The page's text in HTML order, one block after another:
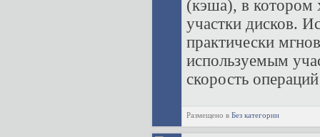
(кэша), в котором
участки дисков.
практически
используемым
скорость
Размещено в Без категории